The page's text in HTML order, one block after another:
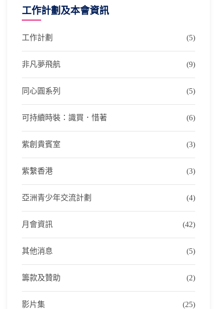
工作計劃及本會資訊
工作計劃 (5)
非凡夢飛航 (9)
同心圓系列 (5)
可持續時裝：識買．惜著 (6)
紫創貴賓室 (3)
紫繫香港 (3)
亞洲青少年交流計劃 (4)
月會資訊 (42)
其他消息 (5)
籌款及贊助 (2)
影片集 (25)